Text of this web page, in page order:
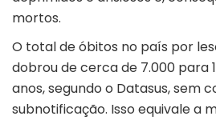
mortos.
O total de óbitos no país por
dobrou de cerca de 7.000 para
anos, segundo o Datasus, sem
subnotificação. Isso equivale a